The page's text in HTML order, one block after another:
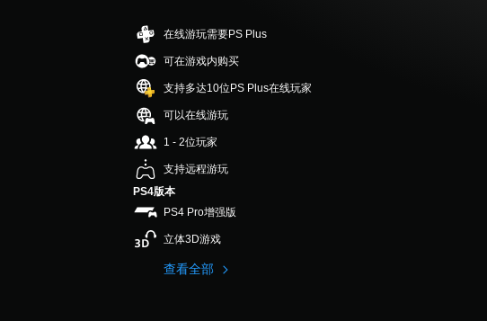
（
满
分
颗
星
，
6
个
评
价
）
在线游玩需要PS Plus
可在游戏内购买
支持多达10位PS Plus在线玩家
可以在线游玩
1 - 2位玩家
支持远程游玩
PS4版本
PS4 Pro增强版
立体3D游戏
查看全部